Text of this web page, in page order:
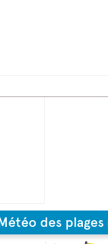
des plages